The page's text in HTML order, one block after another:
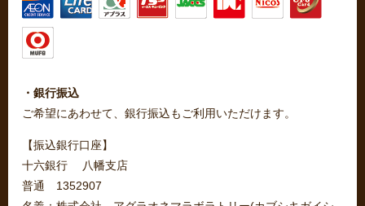
・銀行振込
ご希望にあわせて、銀行振込もご利用いただけます。
【振込銀行口座】
十六銀行 八幡支店
普通 1352907